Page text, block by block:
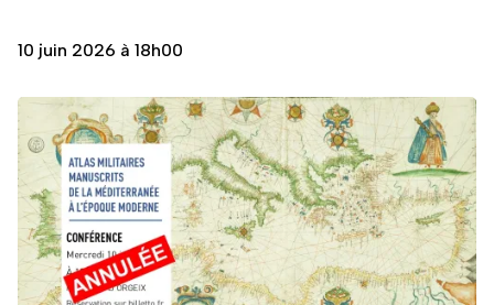
10 juin 2026 à 18h00